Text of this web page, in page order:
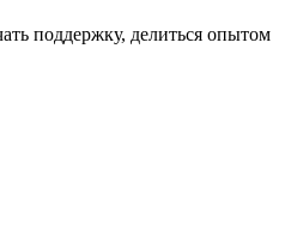
поддержку, делиться опытом